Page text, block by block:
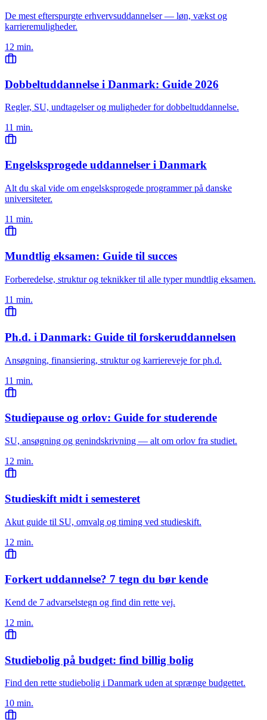
De mest efterspurgte erhvervsuddannelser — løn, vækst og
karrieremuligheder.
12 min.
Dobbeltuddannelse i Danmark: Guide 2026
Regler, SU, undtagelser og muligheder for dobbeltuddannelse.
11 min.
Engelsksprogede uddannelser i Danmark
Alt du skal vide om engelsksprogede programmer på danske
universiteter.
11 min.
Mundtlig eksamen: Guide til succes
Forberedelse, struktur og teknikker til alle typer mundtlig eksamen.
11 min.
Ph.d. i Danmark: Guide til forskeruddannelsen
Ansøgning, finansiering, struktur og karriereveje for ph.d.
11 min.
Studiepause og orlov: Guide for studerende
SU, ansøgning og genindskrivning — alt om orlov fra studiet.
12 min.
Studieskift midt i semesteret
Akut guide til SU, omvalg og timing ved studieskift.
12 min.
Forkert uddannelse? 7 tegn du bør kende
Kend de 7 advarselstegn og find din rette vej.
12 min.
Studiebolig på budget: find billig bolig
Find den rette studiebolig i Danmark uden at sprænge budgettet.
10 min.